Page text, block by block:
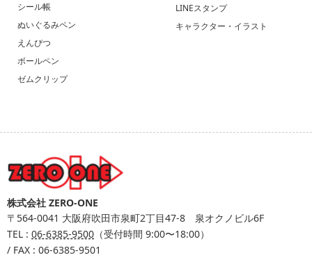
シール帳
ぬいぐるみペン
えんぴつ
ボールペン
ゼムクリップ
LINEスタンプ
キャラクター・イラスト
株式会社 ZERO-ONE
〒564-0041 大阪府吹田市泉町2丁目47-8 泉オクノビル6F
TEL : 06-6385-9500 （受付時間 9:00〜18:00）
/ FAX : 06-6385-9501